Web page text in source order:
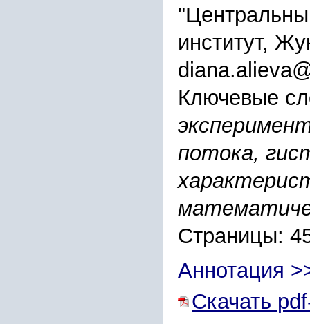
институт,
Ключевые
потока,
Страницы:
Аннотация
Скачать